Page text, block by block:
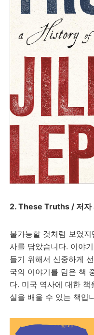
2. These Truths / 저
불가능할 것처럼 보였
사를 담았습니다. 이야
들기 위해서 신중하게
국의 이야기를 담은 책
다. 미국 역사에 대한
실을 배울 수 있는 책입